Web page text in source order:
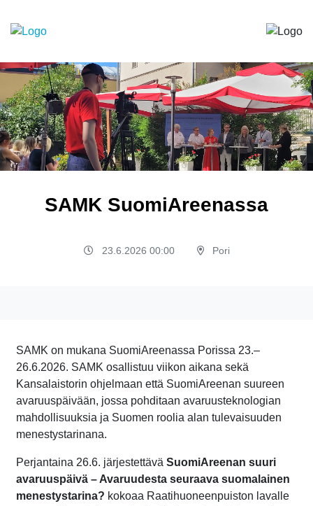
SAMK SuomiAreenassa
23.6.2026 00:00 Pori
SAMK on mukana SuomiAreenassa Porissa 23.–
26.6.2026. SAMK osallistuu viikon aikana sekä
Kansalaistorin ohjelmaan että SuomiAreenan suureen
avaruuspäivään, jossa pohditaan avaruusteknologian
mahdollisuuksia ja Suomen roolia alan tulevaisuuden
menestystarinana.
Perjantaina 26.6. järjestettävä SuomiAreenan suuri
avaruuspäivä – Avaruudesta seuraava suomalainen
menestystarina? kokoaa Raatihuoneenpuiston lavalle